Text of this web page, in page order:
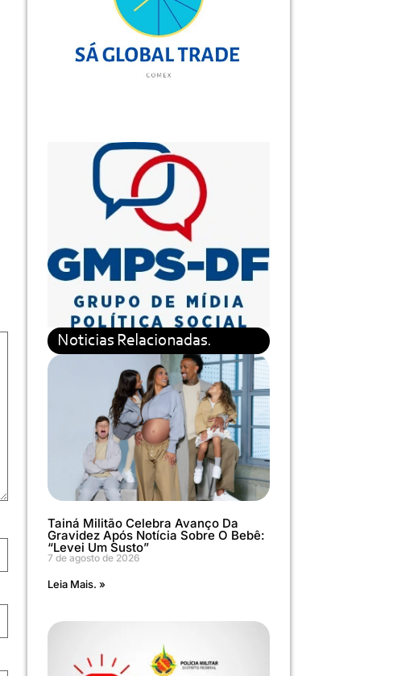
Noticias Relacionadas.
Tainá Militão Celebra Avanço Da
Gravidez Após Notícia Sobre O Bebê:
“Levei Um Susto”
7 de agosto de 2026
Leia Mais. »